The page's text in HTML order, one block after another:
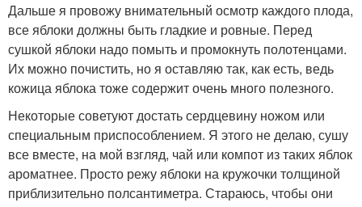
Дальше я провожу внимательный осмотр каждого плода,
все яблоки должны быть гладкие и ровные. Перед
сушкой яблоки надо помыть и промокнуть полотенцами.
Их можно почистить, но я оставляю так, как есть, ведь
кожица яблока тоже содержит очень много полезного.
Некоторые советуют достать сердцевину ножом или
специальным приспособлением. Я этого не делаю, сушу
все вместе, на мой взгляд, чай или компот из таких яблок
ароматнее. Просто режу яблоки на кружочки толщиной
приблизительно полсантиметра. Стараюсь, чтобы они